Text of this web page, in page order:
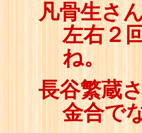
凡骨生さ
左右２
ね。
長谷繁蔵
金合で